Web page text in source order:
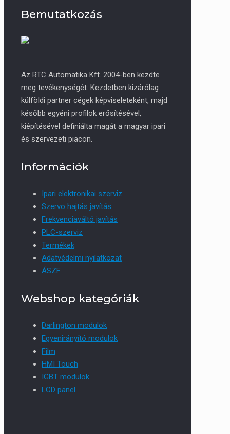
Bemutatkozás
Az RTC Automatika Kft. 2004-ben kezdte
meg tevékenységét. Kezdetben kizárólag
külföldi partner cégek képviseleteként, majd
később egyéni profilok erősítésével,
kiépítésével definiálta magát a magyar ipari
és szervezeti piacon.
Információk
Ipari elektronikai szerviz
Szervo hajtás javítás
Frekvenciaváltó javítás
PLC-szerviz
Termékek
Adatvédelmi nyilatkozat
ÁSZF
Webshop kategóriák
Darlington modulok
Egyenirányító modulok
Film
HMI Touch
IGBT modulok
LCD panel